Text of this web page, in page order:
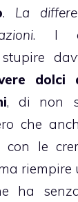
. La
. I
dolci
, di non
che
con le
ha